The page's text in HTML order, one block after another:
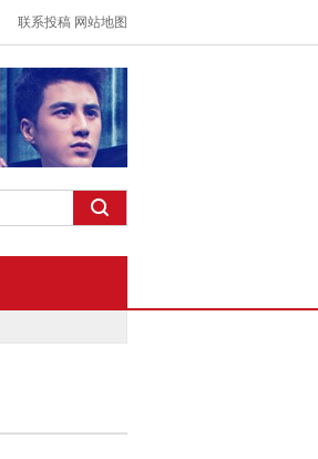
联系投稿 网站地图